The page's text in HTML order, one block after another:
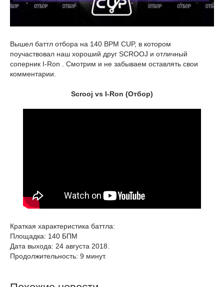
Вышел баттл отбора на 140 BPM CUP, в котором
поучаствовал наш хороший друг SCROOJ и отличный
соперник I-Ron . Смотрим и не забываем оставлять свои
комментарии.
Scrooj vs I-Ron (Отбор)
Краткая характеристика баттла:
Площадка: 140 БПМ
Дата выхода: 24 августа 2018.
Продолжительность: 9 минут.